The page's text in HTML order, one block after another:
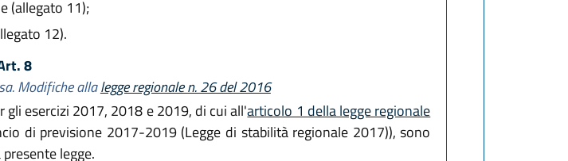
(allegato 11);
12).
8
Modifiche allalegge regionale n. 26 del 2016
esercizi 2017, 2018 e 2019, di cui all'articolo 1 della legge regionale
di previsione 2017-2019 (Legge di stabilità regionale 2017)), sono
legge.